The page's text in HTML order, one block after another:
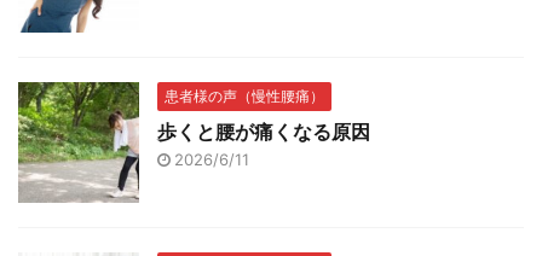
患者様の声（慢性腰痛）
歩くと腰が痛くなる原因
2026/6/11